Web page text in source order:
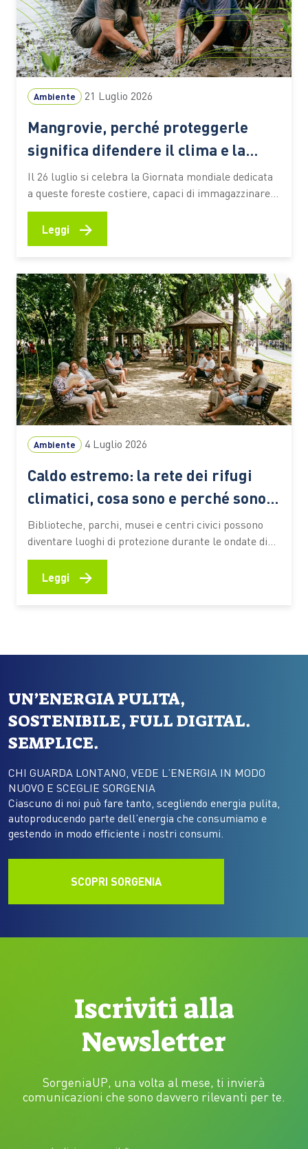
Ambiente 21 Luglio 2026
Mangrovie, perché proteggerle
significa difendere il clima e la
biodiversità
Il 26 luglio si celebra la Giornata mondiale dedicata
a queste foreste costiere, capaci di immagazzinare
CO2, attenuare gli effetti degli eventi estremi e
sostenere la vita e le economie di milioni di persone
territori…
Leggi →
Ambiente 4 Luglio 2026
Caldo estremo: la rete dei rifugi
climatici, cosa sono e perché sono
sempre più importanti
Biblioteche, parchi, musei e centri civici possono
diventare luoghi di protezione durante le ondate di
calore. Ecco come funzionano queste reti urbane,
quali benefici offrono alle persone più vulnerabili e
Leggi →
UN’ENERGIA PULITA,
SOSTENIBILE, FULL DIGITAL.
SEMPLICE.
CHI GUARDA LONTANO, VEDE L’ENERGIA IN MODO
NUOVO E SCEGLIE SORGENIA
Ciascuno di noi può fare tanto, scegliendo energia pulita,
autoproducendo parte dell’energia che consumiamo e
gestendo in modo efficiente i nostri consumi.
SCOPRI SORGENIA
Iscriviti alla
Newsletter
SorgeniaUP, una volta al mese, ti invierà
comunicazioni che sono davvero rilevanti per te.